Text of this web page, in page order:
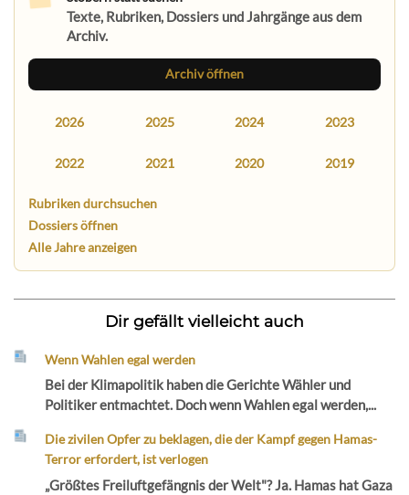
Texte, Rubriken, Dossiers und Jahrgänge aus dem
Archiv.
Archiv öffnen
2026 2025 2024 2023
2022 2021 2020 2019
Rubriken durchsuchen
Dossiers öffnen
Alle Jahre anzeigen
Dir gefällt vielleicht auch
Wenn Wahlen egal werden
Bei der Klimapolitik haben die Gerichte Wähler und
Politiker entmachtet. Doch wenn Wahlen egal werden,...
Die zivilen Opfer zu beklagen, die der Kampf gegen Hamas-
Terror erfordert, ist verlogen
„Größtes Freiluftgefängnis der Welt"? Ja. Hamas hat Gaza